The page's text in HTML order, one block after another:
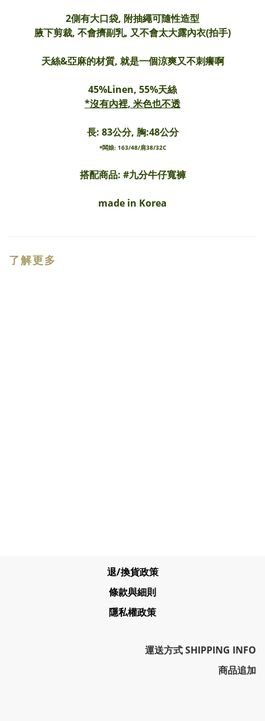
2側有大口袋, 附抽繩可隨性造型
腋下剪裁, 不會擠副乳, 又不會太大露內衣(拍手)
天絲&亞麻的材質, 就是一個涼爽又不刺癢啊
45%Linen, 55%天絲
*沒有內裡, 米色也不透
長: 83公分, 胸:48公分
*闆娘: 163/48/肩38/32C
搭配商品: #九分牛仔寬褲
made in Korea
了解更多
退/換貨政策
條款與細則
隱私權政策
運送方式 SHIPPING INFO
商品追加